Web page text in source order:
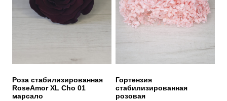
Роза стабилизированная
RoseAmor XL Cho 01
марсало
Гортензия
стабилизированная
розовая